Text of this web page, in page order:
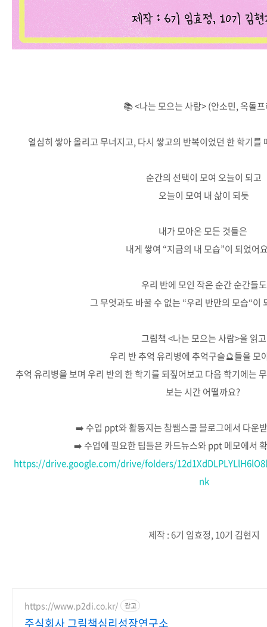
📚 <나는 모으는 사람> (안소민, 옥돌
열심히 쌓아 올리고 무너지고, 다시 쌓고의 반복이었던 한 학기
순간의 선택이 모여 오늘이 되고
오늘이 모여 내 삶이 되듯
내가 모아온 모든 것들은
내게 쌓여 “지금의 내 모습”이 되었어
우리 반에 모인 작은 순간 순간들도
그 무엇과도 바꿀 수 없는 “우리 반만의 모습“이
그림책 <나는 모으는 사람>을 읽고
우리 반 추억 유리병에 추억구슬🔮들을 모
추억 유리병을 보며 우리 반의 한 학기를 되짚어보고 다음 학기에는
보는 시간 어떨까요?
➡️ 수업 ppt와 활동지는 참쌤스쿨 블로그에서 다운
➡️ 수업에 필요한 팁들은 카드뉴스와 ppt 메모에서
https://drive.google.com/drive/folders/
nk
제작 : 6기 임효정, 10기 김현지
https://www.p2di.co.kr/ 광고
주식회사 그림책심리성장연구소